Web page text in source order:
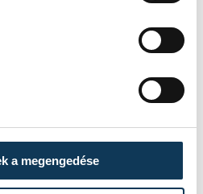
a megengedése
CIKKEK
a